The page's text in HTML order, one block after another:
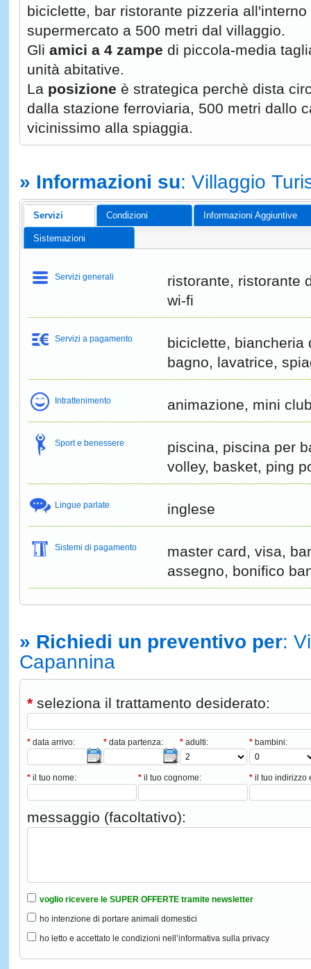
biciclette, bar ristorante pizzeria
supermercato a 500 metri dal villaggio.
Gli amici a 4 zampe di piccola-media
unità abitative.
La posizione è strategica perchè dista
dalla stazione ferroviaria, 500 metri dallo
vicinissimo alla spiaggia.
» Informazioni su: Villaggio
Servizi Condizioni Informazioni Aggiuntive
Sistemazioni
Servizi generali
ristorante, ristorante
wi-fi
Servizi a pagamento
biciclette, biancheria
bagno, lavatrice,
Intrattenimento animazione, mini
Sport e benessere
piscina, piscina per
volley, basket, ping
Lingue parlate inglese
Sistemi di pagamento
master card, visa,
assegno, bonifico
» Richiedi un preventivo per:
Capannina
*seleziona il trattamento desiderato:
*data arrivo: *data partenza: *adulti: *bambini:
*il tuo nome: *il tuo cognome: *il tuo indirizzo
messaggio (facoltativo):
voglio ricevere le SUPER OFFERTE tramite newsletter
ho intenzione di portare animali domestici
ho letto e accettato le condizioni nell’informativa sulla privacy